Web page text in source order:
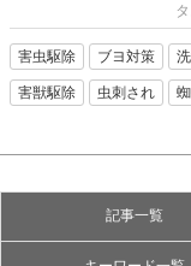
害虫駆除 ブヨ対策
害獣駆除 虫刺され
記事一覧